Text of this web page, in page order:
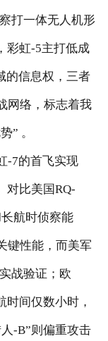
打一体无人机形
彩虹-5主打低成
的信息权，三者
网络，标志着我
” 。
7的首飞实现
对比美国RQ-
航时侦察能
键性能，而美军
战验证；欧
时间仅数小时，
-B”则偏重攻击